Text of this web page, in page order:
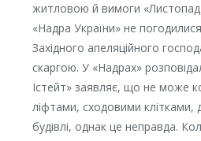
житловою й вимоги «Листопад
«Надра України» не
Західного апеляційного
скаргою. У «Надрах»
Істейт» заявляє, що не може
ліфтами, сходовими клітками,
будівлі, однак це неправда.